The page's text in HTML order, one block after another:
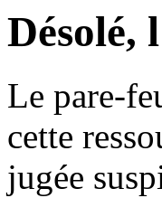
Désolé,
Le pare-
cette
jugée